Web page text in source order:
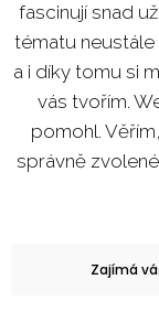
fascinují snad
tématu
a i díky tomu si
vás tvořím.
pomohl.
správně
Zajímá